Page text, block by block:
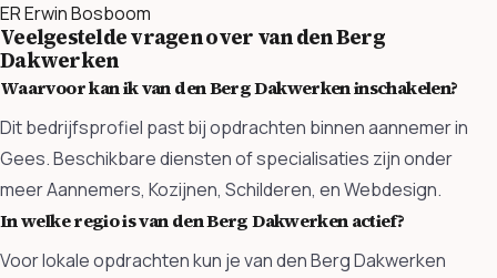
ERErwin Bosboom
Veelgestelde vragen over van den Berg
Dakwerken
Waarvoor kan ik van den Berg Dakwerken inschakelen?
Dit bedrijfsprofiel past bij opdrachten binnen aannemer in
Gees. Beschikbare diensten of specialisaties zijn onder
meer Aannemers, Kozijnen, Schilderen, en Webdesign.
In welke regio is van den Berg Dakwerken actief?
Voor lokale opdrachten kun je van den Berg Dakwerken